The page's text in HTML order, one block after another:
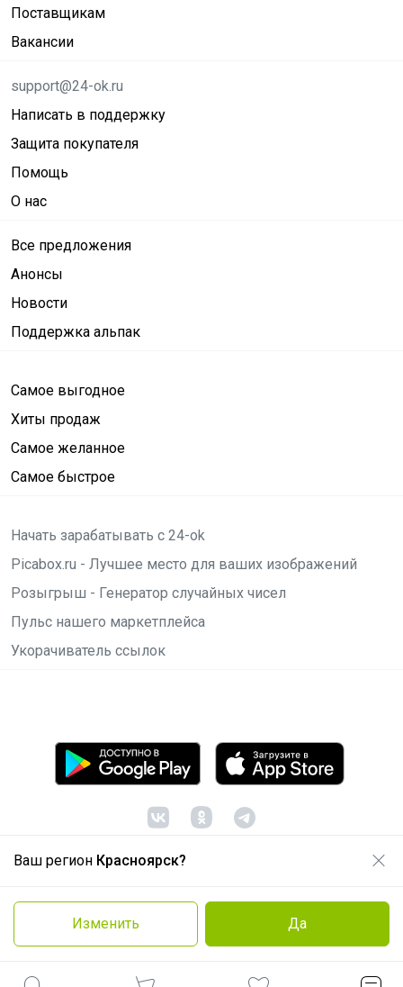
Ваш регион Красноярск?
Изменить Да
Поставщикам
Вакансии
support@24-ok.ru
Написать в поддержку
Защита покупателя
Помощь
О нас
Все предложения
Анонсы
Новости
Поддержка альпак
Самое выгодное
Хиты продаж
Самое желанное
Самое быстрое
Начать зарабатывать с 24-ok
Picabox.ru - Лучшее место для ваших изображений
Розыгрыш - Генератор случайных чисел
Пульс нашего маркетплейса
Укорачиватель ссылок
© ООО "Лявита", ОГРН 1122468054070, 2012 -2026
Политика конфиденциальности
Cоглашение пользователя